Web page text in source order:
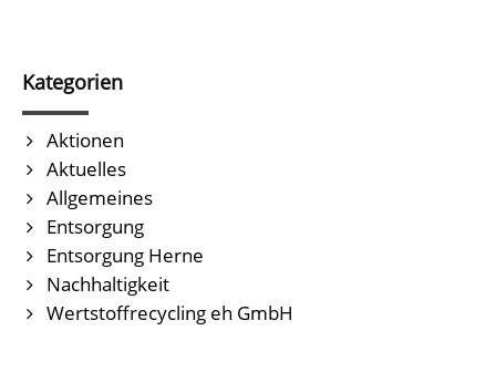
Kategorien
Aktionen
Aktuelles
Allgemeines
Entsorgung
Entsorgung Herne
Nachhaltigkeit
Wertstoffrecycling eh GmbH